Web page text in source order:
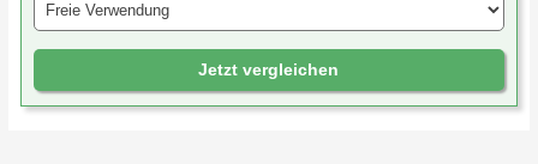
Jetzt vergleichen